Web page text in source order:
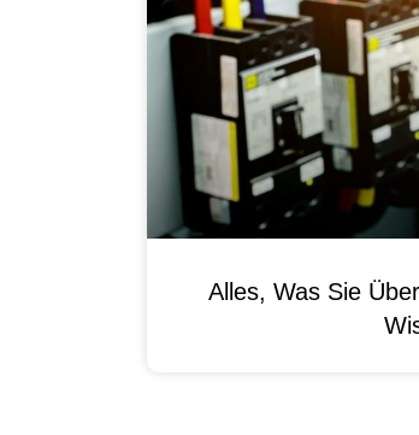
Alles, Was Sie